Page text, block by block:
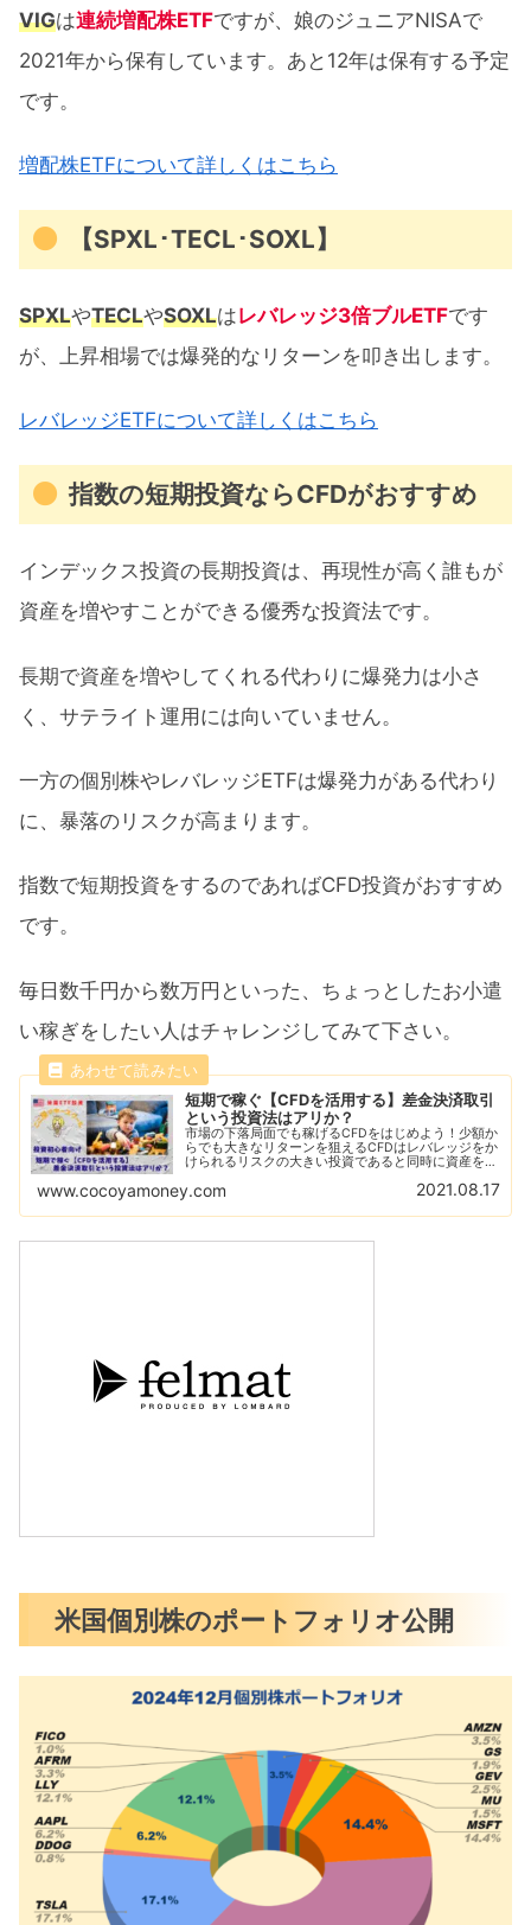
VIGは連続増配株ETFですが、娘のジュニアNISAで
2021年から保有しています。あと12年は保有する予定
です。
増配株ETFについて詳しくはこちら
【SPXL･TECL･SOXL】
SPXLやTECLやSOXLはレバレッジ3倍ブルETFです
が、上昇相場では爆発的なリターンを叩き出します。
レバレッジETFについて詳しくはこちら
指数の短期投資ならCFDがおすすめ
インデックス投資の長期投資は、再現性が高く誰もが
資産を増やすことができる優秀な投資法です。
長期で資産を増やしてくれる代わりに爆発力は小さ
く、サテライト運用には向いていません。
一方の個別株やレバレッジETFは爆発力がある代わり
に、暴落のリスクが高まります。
指数で短期投資をするのであればCFD投資がおすすめ
です。
毎日数千円から数万円といった、ちょっとしたお小遣
い稼ぎをしたい人はチャレンジしてみて下さい。
短期で稼ぐ【CFDを活用する】差金決済取引
という投資法はアリか？
市場の下落局面でも稼げるCFDをはじめよう！少額か
らでも大きなリターンを狙えるCFDはレバレッジをか
けられるリスクの大きい投資であると同時に資産を急
リック証券がおすすめ！デモ取引で練習しよう！
www.cocoyamoney.com 2021.08.17
米国個別株のポートフォリオ公開